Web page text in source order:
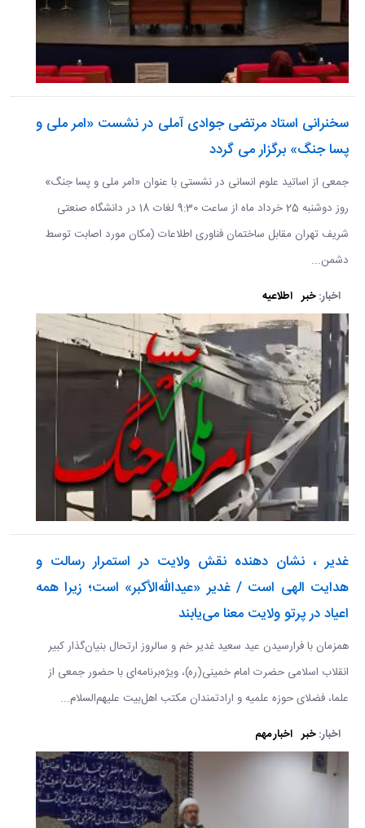
سخنرانی استاد مرتضی جوادی آملی در نشست «امر ملی و
پسا جنگ» برگزار می گردد
جمعی از اساتید علوم انسانی در نشستی با عنوان «امر ملی و پسا جنگ»
روز دوشنبه 25 خرداد ماه از ساعت 9:30 لغات 18 در دانشگاه صنعتی
شریف تهران مقابل ساختمان فناوری اطلاعات (مکان مورد اصابت توسط
دشمن...
اخبار:خبر اطلاعیه
غدیر ، نشان دهنده نقش ولایت در استمرار رسالت و
هدایت الهی است / غدیر «عیدالله‌الأکبر» است؛ زیرا همه
اعیاد در پرتو ولایت معنا می‌یابند
همزمان با فرارسیدن عید سعید غدیر خم و سالروز ارتحال بنیان‌گذار کبیر
انقلاب اسلامی حضرت امام خمینی(ره)، ویژه‌برنامه‌ای با حضور جمعی از
علما، فضلای حوزه علمیه و ارادتمندان مکتب اهل‌بیت علیهم‌السلام...
اخبار:خبر اخبار مهم